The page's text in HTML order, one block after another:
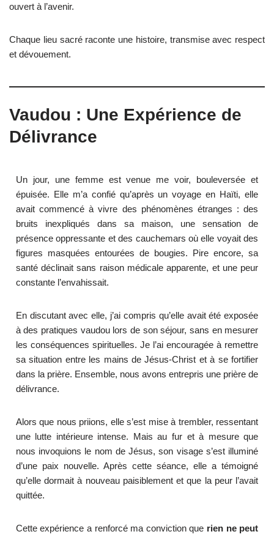
ouvert à l’avenir.
Chaque lieu sacré raconte une histoire, transmise avec respect
et dévouement.
Vaudou : Une Expérience de
Délivrance
Un jour, une femme est venue me voir, bouleversée et
épuisée. Elle m’a confié qu’après un voyage en Haïti, elle
avait commencé à vivre des phénomènes étranges : des
bruits inexpliqués dans sa maison, une sensation de
présence oppressante et des cauchemars où elle voyait des
figures masquées entourées de bougies. Pire encore, sa
santé déclinait sans raison médicale apparente, et une peur
constante l’envahissait.
En discutant avec elle, j’ai compris qu’elle avait été exposée
à des pratiques vaudou lors de son séjour, sans en mesurer
les conséquences spirituelles. Je l’ai encouragée à remettre
sa situation entre les mains de Jésus-Christ et à se fortifier
dans la prière. Ensemble, nous avons entrepris une prière de
délivrance.
Alors que nous priions, elle s’est mise à trembler, ressentant
une lutte intérieure intense. Mais au fur et à mesure que
nous invoquions le nom de Jésus, son visage s’est illuminé
d’une paix nouvelle. Après cette séance, elle a témoigné
qu’elle dormait à nouveau paisiblement et que la peur l’avait
quittée.
Cette expérience a renforcé ma conviction que rien ne peut